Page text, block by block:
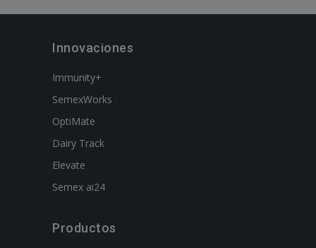
Innovaciones
Immunity+
SemexWorks
OptiMate
Dairy Track
Elevate
Semex ai24
Productos